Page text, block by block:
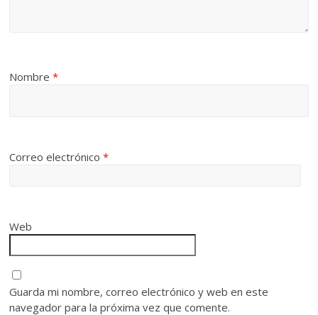
Nombre*
Correo electrónico*
Web
Guarda mi nombre, correo electrónico y web en este
navegador para la próxima vez que comente.